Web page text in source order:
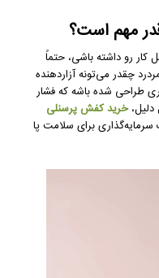
مهم است؟
کار رو داشته باشی، حتماً
چقدر می‌تونه آزاردهنده
طراحی شده باشه که فشار
خرید کفش پرسنلی
برای سلامت پا